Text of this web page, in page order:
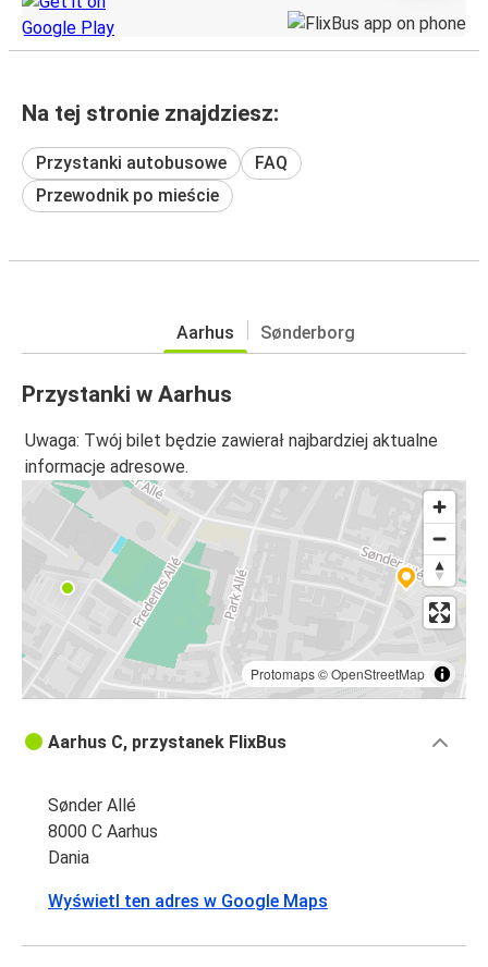
Na tej stronie znajdziesz:
Przystanki autobusowe
FAQ
Przewodnik po mieście
Aarhus Sønderborg
Przystanki w Aarhus
Uwaga: Twój bilet będzie zawierał najbardziej aktualne
informacje adresowe.
Protomaps©OpenStreetMap
Aarhus C, przystanek FlixBus
Sønder Allé
8000 C Aarhus
Dania
Wyświetl ten adres w Google Maps